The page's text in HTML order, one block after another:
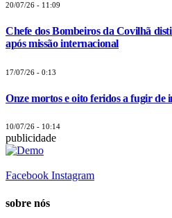
20/07/26 - 11:09
Chefe dos Bombeiros da Covilhã
após missão internacional
17/07/26 - 0:13
Onze mortos e oito feridos a fugir de
10/07/26 - 10:14
publicidade
Facebook Instagram
sobre nós